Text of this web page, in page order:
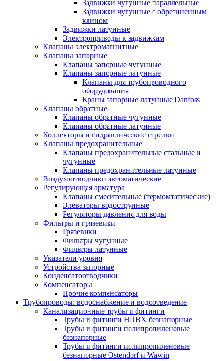
Задвижки чугунные параллельные
Задвижки чугунные с обрезиненным
клином
Задвижки латунные
Электроприводы к задвижкам
Клапаны электромагнитные
Клапаны запорные
Клапаны запорные чугунные
Клапаны запорные латунные
Клапаны для трубопроводного
оборудования
Краны запорные латунные Danfoss
Клапаны обратные
Клапаны обратные чугунные
Клапаны обратные латунные
Коллекторы и гидравлические стрелки
Клапаны предохранительные
Клапаны предохранительные стальные и
чугунные
Клапаны предохранительные латунные
Воздухоотводчики автоматические
Регулирующая арматура
Клапаны смесительные (термомтатические)
Элеваторы водоструйные
Регуляторы давления для воды
Фильтры и грязевики
Грязевики
Фильтры чугунные
Фильтры латунные
Указатели уровня
Устройства запорные
Конденсатоотводчики
Компенсаторы
Прочие компенсаторы
Трубопроводы: водоснабжение и водоотведение
Канализационные трубы и фитинги
Трубы и фитинги НПВХ безнапорные
Трубы и фитинги полипропиленовые
безнапорные
Трубы и фитинги полипропиленовые
безнапорные Ostendorf и Wawin